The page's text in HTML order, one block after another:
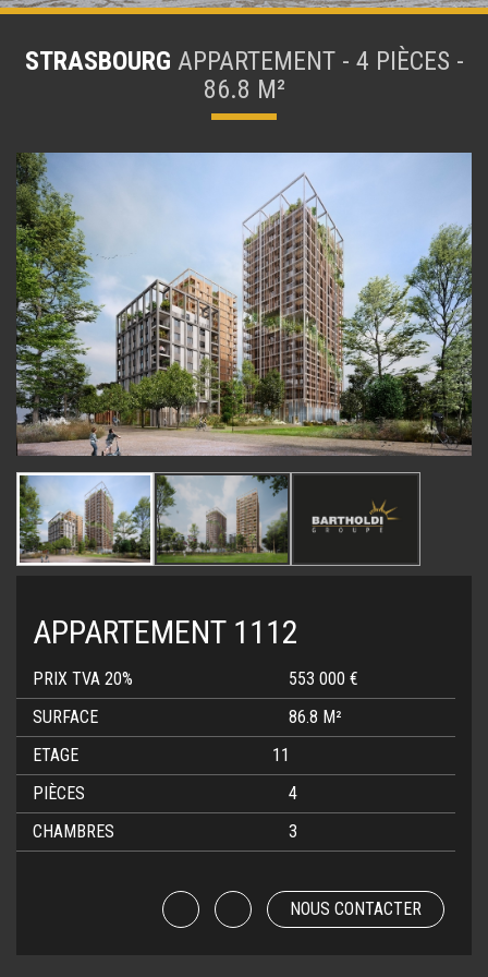
STRASBOURG APPARTEMENT - 4 PIÈCES -
86.8 M²
APPARTEMENT 1112
PRIX TVA 20%
553 000 €
SURFACE
86.8 M²
ETAGE
11
PIÈCES
4
CHAMBRES
3
NOUS CONTACTER